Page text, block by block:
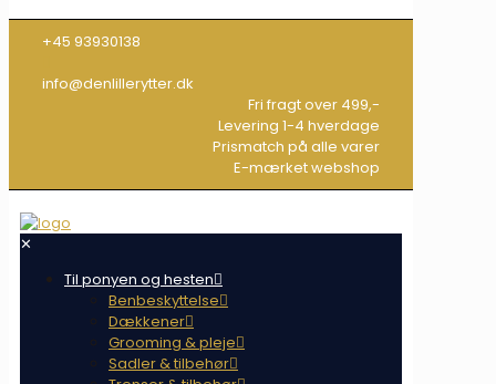
+45 93930138
info@denlillerytter.dk
Fri fragt over 499,-
Levering 1-4 hverdage
Prismatch på alle varer
E-mærket webshop
✕
Til ponyen og hesten
Benbeskyttelse
Dækkener
Grooming & pleje
Sadler & tilbehør